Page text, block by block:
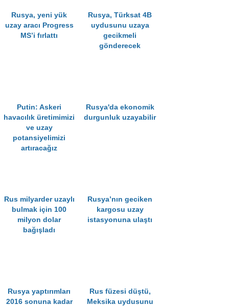
Rusya, yeni yük
uzay aracı Progress
MS’i fırlattı
Rusya, Türksat 4B
uydusunu uzaya
gecikmeli
gönderecek
Putin: Askeri
havacılık üretimimizi
ve uzay
potansiyelimizi
artıracağız
Rusya'da ekonomik
durgunluk uzayabilir
Rus milyarder uzaylı
bulmak için 100
milyon dolar
bağışladı
Rusya’nın geciken
kargosu uzay
istasyonuna ulaştı
Rusya yaptırımları
2016 sonuna kadar
Rus füzesi düştü,
Meksika uydusunu